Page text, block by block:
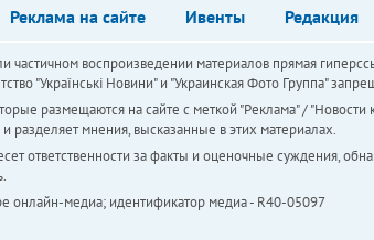
Реклама на сайте Ивенты Редакция
частичном воспроизведении материалов прямая
"Українськi Новини" и "Украинская Фото Группа"
размещаются на сайте с меткой "Реклама" /
и разделяет мнения, высказанные в этих материалах.
ответственности за факты и оценочные суждения,
онлайн-медиа; идентификатор медиа - R40-05097